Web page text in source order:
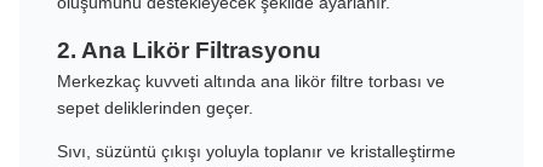
2. Ana Likör Filtrasyonu
Merkezkaç kuvveti altında ana likör filtre torbası ve
sepet deliklerinden geçer.
Sıvı, süzüntü çıkışı yoluyla toplanır ve kristalleştirme